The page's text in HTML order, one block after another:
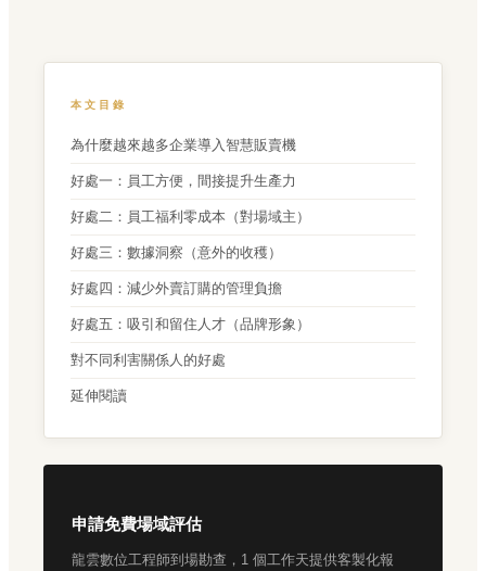
本文目錄
為什麼越來越多企業導入智慧販賣機
好處一：員工方便，間接提升生產力
好處二：員工福利零成本（對場域主）
好處三：數據洞察（意外的收穫）
好處四：減少外賣訂購的管理負擔
好處五：吸引和留住人才（品牌形象）
對不同利害關係人的好處
延伸閱讀
申請免費場域評估
龍雲數位工程師到場勘查，1 個工作天提供客製化報